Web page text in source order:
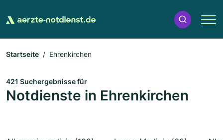
Startseite Ehrenkirchen
421 Suchergebnisse für
Notdienste in Ehrenkirchen